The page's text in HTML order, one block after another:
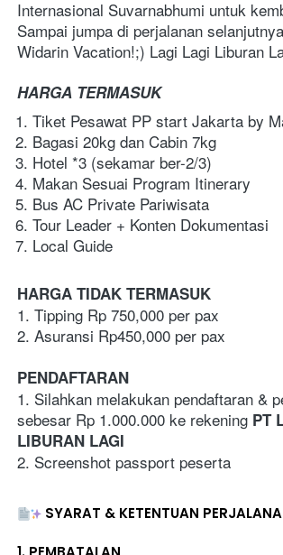
Internasional Suvarnabhumi untuk
Sampai jumpa di perjalanan
Widarin Vacation!;) Lagi Lagi Liburan
HARGA TERMASUK
Tiket Pesawat PP start Jakarta by
Bagasi 20kg dan Cabin 7kg
Hotel *3 (sekamar ber-2/3)
Makan Sesuai Program Itinerary
Bus AC Private Pariwisata
Tour Leader + Konten Dokumentasi
Local Guide
HARGA TIDAK TERMASUK
1. Tipping Rp 750,000 per pax
2. Asuransi Rp450,000 per pax
PENDAFTARAN
1. Silahkan melakukan pendaftaran &
sebesar Rp 1.000.000 ke rekening PT
LIBURAN LAGI
2. Screenshot passport peserta
SYARAT & KETENTUAN